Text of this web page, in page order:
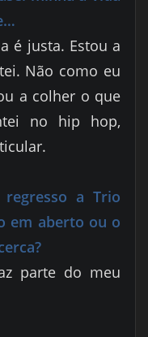
é justa. Estou a
Não como eu
a colher o que
no hip hop,
a Trio
em aberto ou o
parte do meu